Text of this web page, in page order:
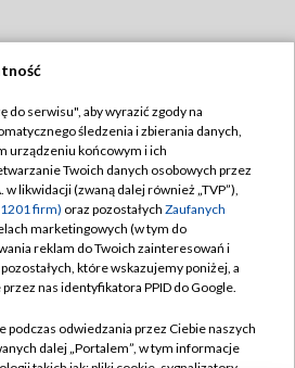
TVP
Regulamin TVP
prywatności
Moje zgody
Pomoc
Kontakt
do serwisu", aby wyrazić zgody na
śledzenia i zbierania danych,
urządzeniu końcowym i ich
Twoich danych osobowych przez
w likwidacji (zwaną dalej również „TVP”),
firm) oraz pozostałych Zaufanych
marketingowych (w tym do
reklam do Twoich zainteresowań i
które wskazujemy poniżej, a
nas identyfikatora PPID do Google.
podczas odwiedzania przez Ciebie naszych
dalej „Portalem”, w tym informacje